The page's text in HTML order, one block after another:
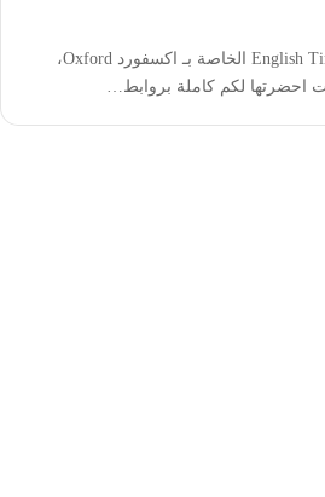
أقدم لكم موسوعة كتب English Time الخاصة بـ اكسفورد Oxford،